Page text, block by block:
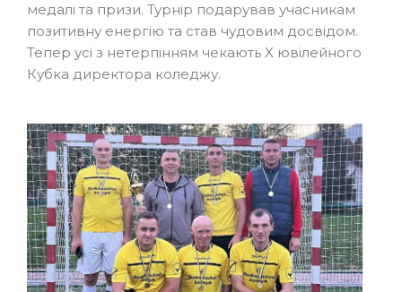
медалі та призи. Турнір подарував учасникам
позитивну енергію та став чудовим досвідом.
Тепер усі з нетерпінням чекають X ювілейного
Кубка директора коледжу.